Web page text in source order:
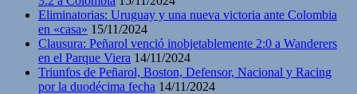
Eliminatorias: Uruguay y una nueva victoria ante Colombia
en «casa» 15/11/2024
Clausura: Peñarol venció inobjetablemente 2:0 a Wanderers
en el Parque Viera 14/11/2024
Triunfos de Peñarol, Boston, Defensor, Nacional y Racing
por la duodécima fecha 14/11/2024